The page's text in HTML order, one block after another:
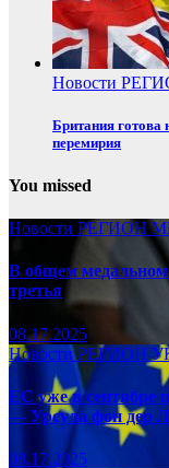
Новости
Британия готова
перемирия
You missed
Новости РЕГИОН
В общем медальном
третья
08.17.2025
НовостиРЕГИОН
ЕС уже в сентябре
— Урсула фон дер
08.17.2025